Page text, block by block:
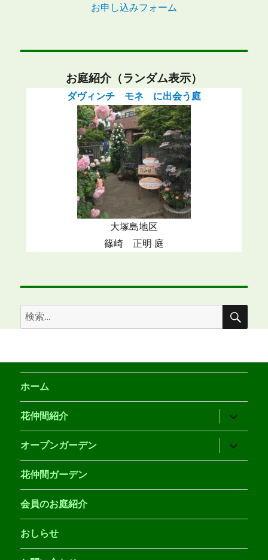
お申し込みフォーム
お庭紹介（ランダム表示）
ダヴィンチ モネ に出会う庭
大塚島地区
篠崎 正明 庭
検
索:
検
ホーム
花仲間紹介
ブ
メ
ニ
ュ
ー
開
オープンガーデン
ブ
メ
ー
開
花仲間ガーデン
会員のお庭紹介
おしらせ